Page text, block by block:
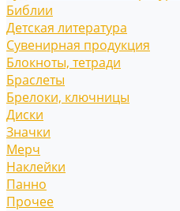
Библии
Детская литература
Сувенирная продукция
Блокноты, тетради
Браслеты
Брелоки, ключницы
Диски
Значки
Мерч
Наклейки
Панно
Прочее